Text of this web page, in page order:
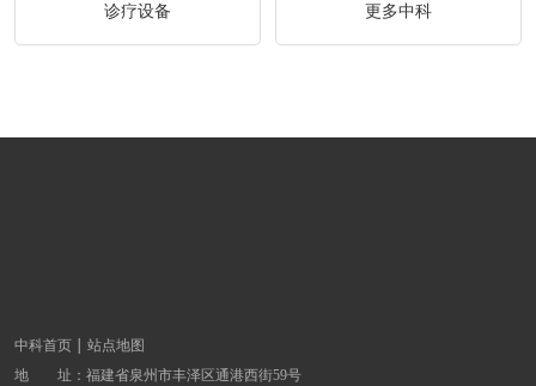
诊疗设备 更多中科
中科首页
站点地图
地 址： 福建省泉州市丰泽区通港西街59号